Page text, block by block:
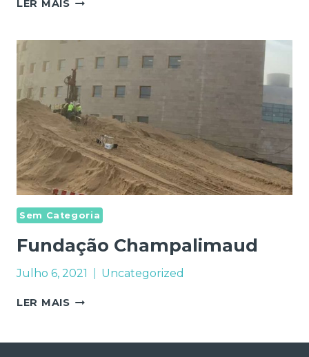
LER MAIS
DA
QUALIDADE
Sem Categoria
Fundação Champalimaud
Julho 6, 2021 Uncategorized
LER MAIS FUNDAÇÃO